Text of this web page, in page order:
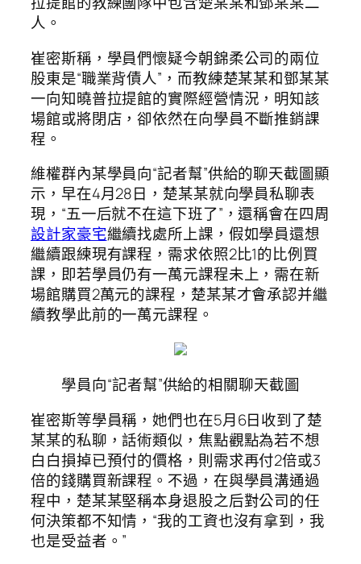
人。
崔密斯稱，學員們懷疑今朝錦柔公司的兩位
股東是“職業背債人”，而教練楚某某和鄧某某
一向知曉普拉提館的實際經營情況，明知該
場館或將閉店，卻依然在向學員不斷推銷課
程。
維權群內某學員向“記者幫”供給的聊天截圖顯
示，早在4月28日，楚某某就向學員私聊表
現，“五一后就不在這下班了”，還稱會在四周
設計家豪宅繼續找處所上課，假如學員還想
繼續跟練現有課程，需求依照2比1的比例買
課，即若學員仍有一萬元課程未上，需在新
場館購買2萬元的課程，楚某某才會承認并繼
續教學此前的一萬元課程。
學員向“記者幫”供給的相關聊天截圖
崔密斯等學員稱，她們也在5月6日收到了楚
某某的私聊，話術類似，焦點觀點為若不想
白白損掉已預付的價格，則需求再付2倍或3
倍的錢購買新課程。不過，在與學員溝通過
程中，楚某某堅稱本身退股之后對公司的任
何決策都不知情，“我的工資也沒有拿到，我
也是受益者。”